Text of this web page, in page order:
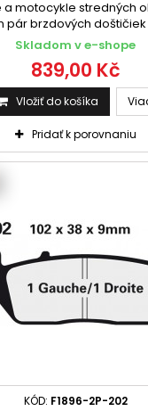
motocykle stredných
pár brzdových
Skladom v e-shope
839,00 Kč
Vložiť do košíka
Pridať k porovnaniu
KÓD: F1896-2P-202